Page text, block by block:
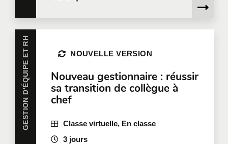
Dites-nous en plus
Votre fonction
Localisation pour la formation
GESTION D'ÉQUIPE ET RH Nouveau gestionnaire : réussir
sa transition de collègue à
chef
NOUVELLE VERSION
Classe virtuelle, En classe
3 jours